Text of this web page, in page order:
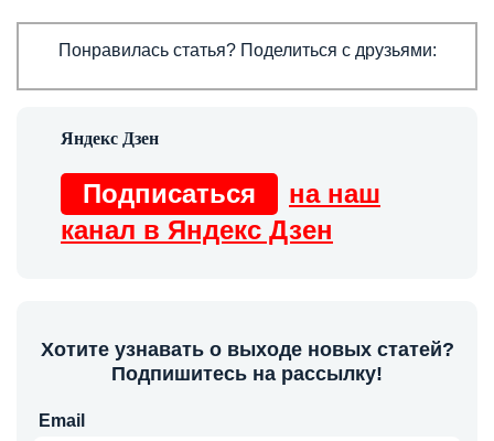
Понравилась статья? Поделиться с друзьями:
Подписаться
на наш
канал в Яндекс Дзен
Хотите узнавать о выходе новых статей?
Подпишитесь на рассылку!
Email